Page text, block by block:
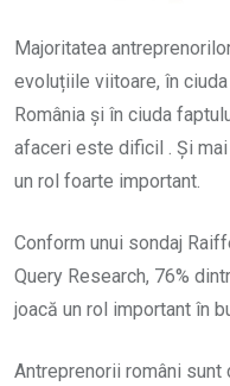
Majoritatea
evoluțiile viitoare, în
România și în ciuda
afaceri este dificil . Și
un rol foarte important.
Conform unui sondaj
Query Research, 76%
joacă un rol important în
Antreprenorii români